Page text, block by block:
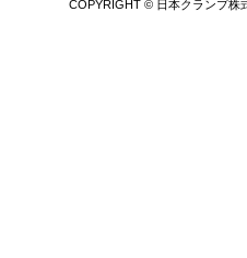
COPYRIGHT © 日本クランプ株